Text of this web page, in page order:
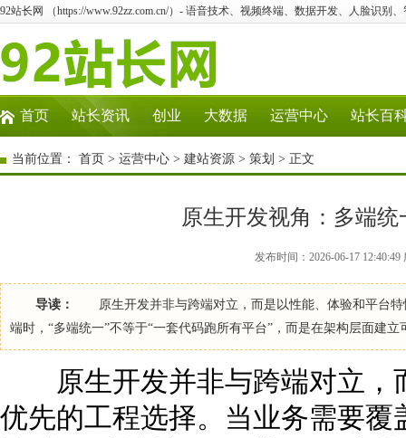
92站长网 （https://www.92zz.com.cn/）- 语音技术、视频终端、数据开发、人脸识别
首页 站长资讯 创业 大数据 运营中心 站长百
当前位置： 首页 > 运营中心 > 建站资源 > 策划 > 正文
原生开发视角：多端
发布时间：2026-06-17
导读：
原生开发并非与跨端对立，而是以性能、体验和平台特
端时，“多端统一”不等于“一套代码跑所有平台”，而是在架构层面建
原生开发并非与跨端对立，
优先的工程选择。当业务需要覆